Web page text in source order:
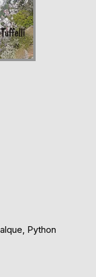
Python